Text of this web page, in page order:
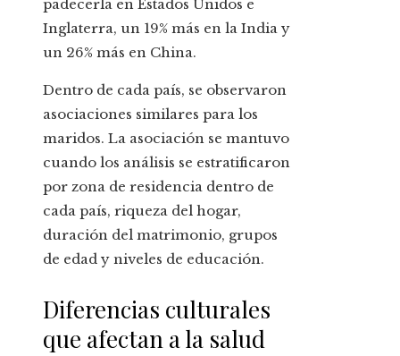
padecerla en Estados Unidos e
Inglaterra, un 19% más en la India y
un 26% más en China.
Dentro de cada país, se observaron
asociaciones similares para los
maridos. La asociación se mantuvo
cuando los análisis se estratificaron
por zona de residencia dentro de
cada país, riqueza del hogar,
duración del matrimonio, grupos
de edad y niveles de educación.
Diferencias culturales
que afectan a la salud